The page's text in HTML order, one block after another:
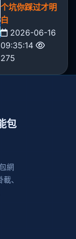
个坑你踩过才明
白
2026-06-16
09:35:14
275
包
網
、